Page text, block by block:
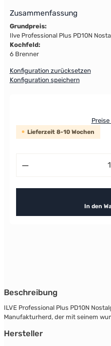
Zusammenfassung
Grundpreis:
Ilve Professional Plus PD10N
Kochfeld:
6 Brenner
Konfiguration zurücksetzen
Konfiguration speichern
Lieferzeit 8-10 Wochen
Produkt Anzahl: Gib
In den
Beschreibung
ILVE Professional Plus PD10N
Manufakturherd, der mit seinem
Hersteller